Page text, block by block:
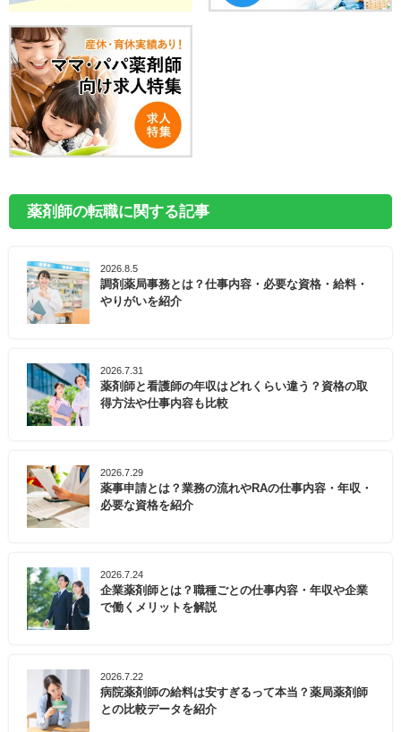
薬剤師の転職に関する記事
2026.8.5
調剤薬局事務とは？仕事内容・必要な資格・給料・
やりがいを紹介
2026.7.31
薬剤師と看護師の年収はどれくらい違う？資格の取
得方法や仕事内容も比較
2026.7.29
薬事申請とは？業務の流れやRAの仕事内容・年収・
必要な資格を紹介
2026.7.24
企業薬剤師とは？職種ごとの仕事内容・年収や企業
で働くメリットを解説
2026.7.22
病院薬剤師の給料は安すぎるって本当？薬局薬剤師
との比較データを紹介